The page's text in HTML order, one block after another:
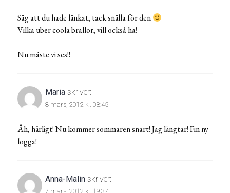
Såg att du hade länkat, tack snälla för den
Vilka uber coola brallor, vill också ha!
Nu måste vi ses!!
Maria skriver:
8 mars, 2012 kl. 08:45
Åh, härligt! Nu kommer sommaren snart! Jag längtar! Fin ny
logga!
Anna-Malin skriver:
7 mars, 2012 kl. 19:37